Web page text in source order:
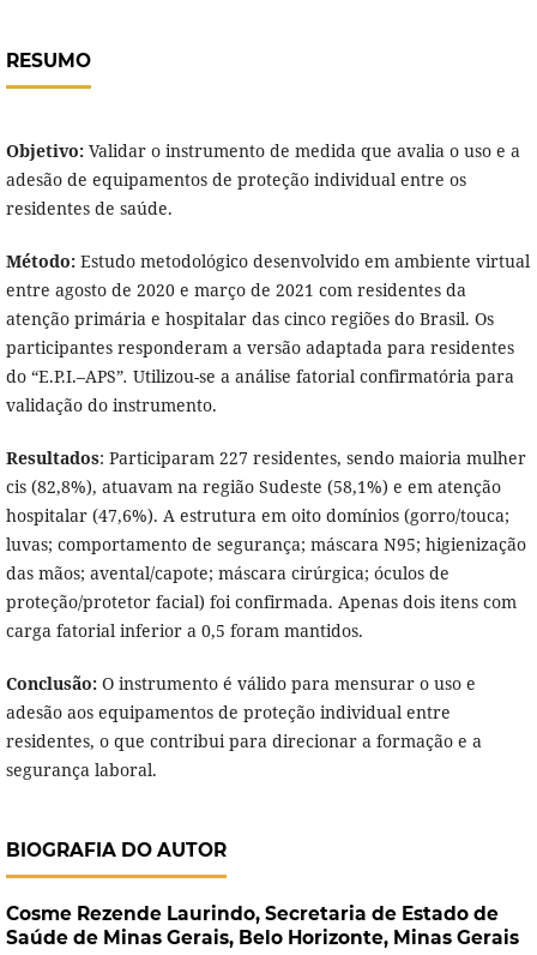
RESUMO
Objetivo:Validar o instrumento de medida que avalia o uso e a
adesão de equipamentos de proteção individual entre os
residentes de saúde.
Método: Estudo metodológico desenvolvido em ambiente virtual
entre agosto de 2020 e março de 2021 com residentes da
atenção primária e hospitalar das cinco regiões do Brasil. Os
participantes responderam a versão adaptada para residentes
do “E.P.I.–APS”. Utilizou-se a análise fatorial confirmatória para
validação do instrumento.
Resultados: Participaram 227 residentes, sendo maioria mulher
cis (82,8%), atuavam na região Sudeste (58,1%) e em atenção
hospitalar (47,6%). A estrutura em oito domínios (gorro/touca;
luvas; comportamento de segurança; máscara N95; higienização
das mãos; avental/capote; máscara cirúrgica; óculos de
proteção/protetor facial) foi confirmada. Apenas dois itens com
carga fatorial inferior a 0,5 foram mantidos.
Conclusão: O instrumento é válido para mensurar o uso e
adesão aos equipamentos de proteção individual entre
residentes, o que contribui para direcionar a formação e a
segurança laboral.
BIOGRAFIA DO AUTOR
Cosme Rezende Laurindo, Secretaria de Estado de
Saúde de Minas Gerais, Belo Horizonte, Minas Gerais